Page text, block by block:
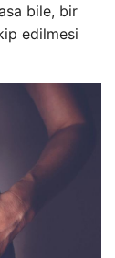
bile, bir
edilmesi